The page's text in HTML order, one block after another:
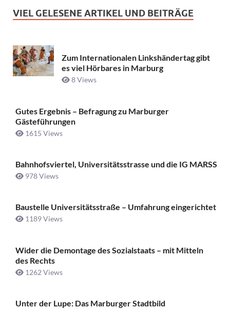
VIEL GELESENE ARTIKEL UND BEITRÄGE
Zum Internationalen Linkshändertag gibt
es viel Hörbares in Marburg
8 Views
Gutes Ergebnis – Befragung zu Marburger
Gästeführungen
1615 Views
Bahnhofsviertel, Universitätsstrasse und die IG MARSS
978 Views
Baustelle Universitätsstraße ­– Umfahrung eingerichtet
1189 Views
Wider die Demontage des Sozialstaats – mit Mitteln
des Rechts
1262 Views
Unter der Lupe: Das Marburger Stadtbild